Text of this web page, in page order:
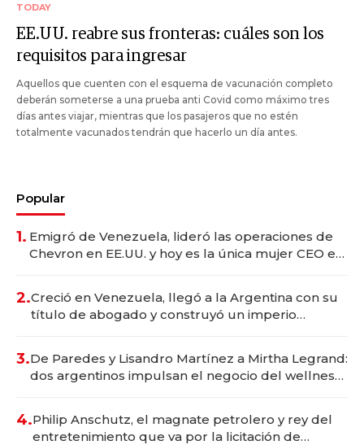
TODAY
EE.UU. reabre sus fronteras: cuáles son los
requisitos para ingresar
Aquellos que cuenten con el esquema de vacunación completo
deberán someterse a una prueba anti Covid como máximo tres
días antes viajar, mientras que los pasajeros que no estén
totalmente vacunados tendrán que hacerlo un día antes.
Popular
1. Emigró de Venezuela, lideró las operaciones de
Chevron en EE.UU. y hoy es la única mujer CEO en
2.Creció en Venezuela, llegó a la Argentina con su
título de abogado y construyó un imperio
3.De Paredes y Lisandro Martínez a Mirtha Legrand:
dos argentinos impulsan el negocio del wellness
4.Philip Anschutz, el magnate petrolero y rey del
entretenimiento que va por la licitación de